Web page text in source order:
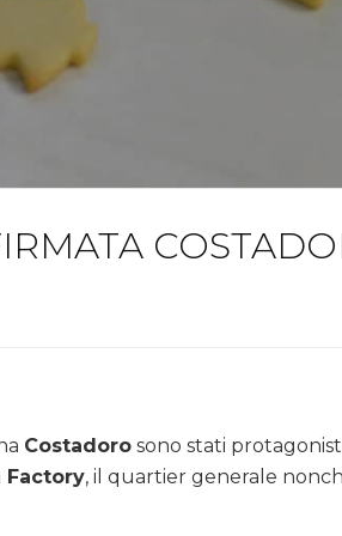
Costadoro sono stati
Factory, il quartier generale